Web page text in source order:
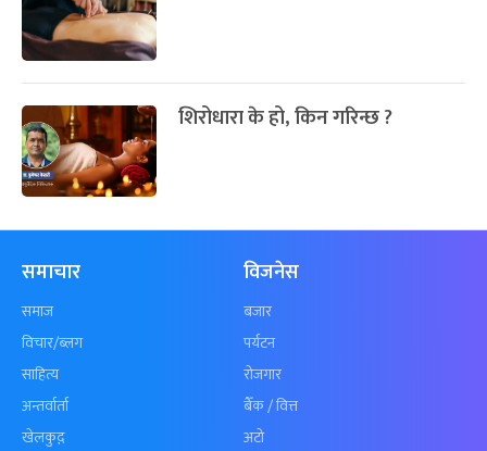
शिरोधारा के हो, किन गरिन्छ ?
समाचार
समाज
विचार/ब्लग
साहित्य
अन्तर्वार्ता
खेलकुद़़
विजनेस
बजार
पर्यटन
रोजगार
बैँक / वित्त
अटो